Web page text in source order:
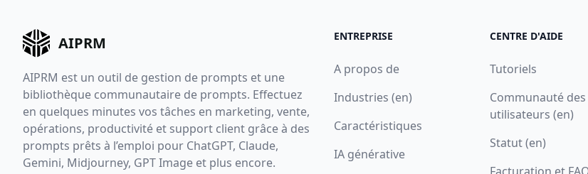
AIPRM
AIPRM est un outil de gestion de prompts et une
bibliothèque communautaire de prompts. Effectuez
en quelques minutes vos tâches en marketing, vente,
opérations, productivité et support client grâce à des
prompts prêts à l’emploi pour ChatGPT, Claude,
Gemini, Midjourney, GPT Image et plus encore.
ENTREPRISE
A propos de
Industries (en)
Caractéristiques
IA générative
CENTRE D'AIDE
Tutoriels
Communauté des
utilisateurs (en)
Statut (en)